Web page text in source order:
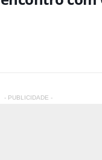
- PUBLICIDADE -